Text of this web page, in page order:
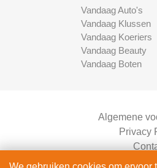
Vandaag Auto's
Vandaag Klussen
Vandaag Koeriers
Vandaag Beauty
Vandaag Boten
Algemene
Privacy